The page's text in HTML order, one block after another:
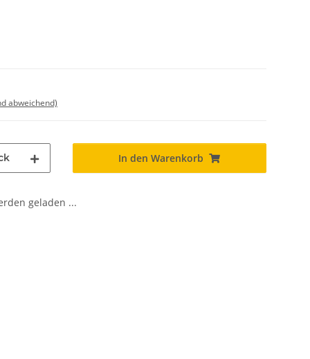
abweichend)
In den Warenkorb
geladen ...